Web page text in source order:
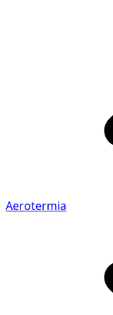
Aerotermia